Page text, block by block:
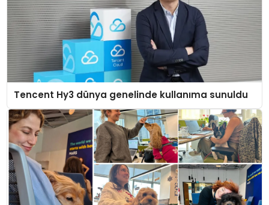
Tencent Hy3 dünya genelinde kullanıma sunuldu